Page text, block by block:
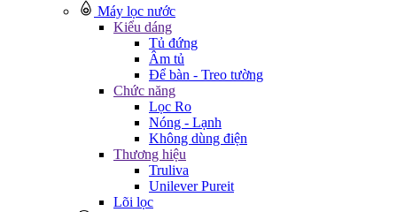
Máy lọc nước
Kiểu dáng
Tủ đứng
Âm tủ
Để bàn - Treo tường
Chức năng
Lọc Ro
Nóng - Lạnh
Không dùng điện
Thương hiệu
Truliva
Unilever Pureit
Lõi lọc